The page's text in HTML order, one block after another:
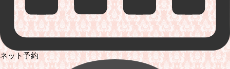
ネット予約